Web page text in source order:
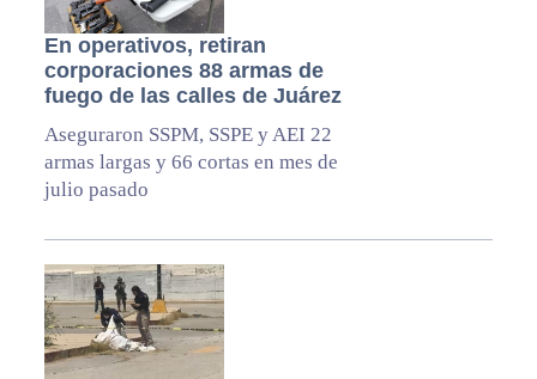
En operativos, retiran
corporaciones 88 armas de
fuego de las calles de Juárez
Aseguraron SSPM, SSPE y AEI 22
armas largas y 66 cortas en mes de
julio pasado